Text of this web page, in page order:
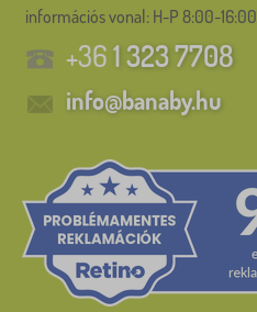
információs vonal: H-P 8:00-16:00
+361 323 7708
info@banaby.hu